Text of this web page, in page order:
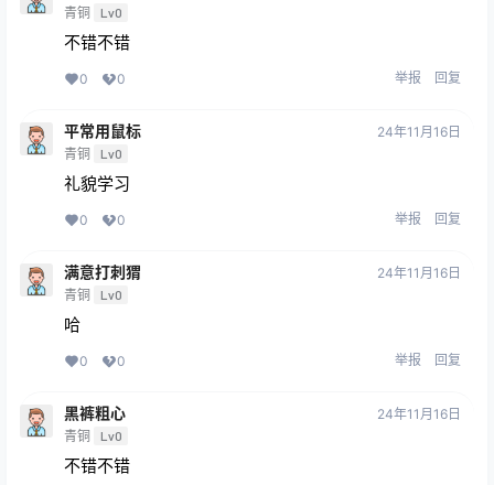
青铜 Lv0
不错不错
0 0 举报 回复
平常用鼠标
青铜 Lv0
24年11月16日
礼貌学习
0 0 举报 回复
满意打刺猬
青铜 Lv0
24年11月16日
哈
0 0 举报 回复
黑裤粗心
青铜 Lv0
24年11月16日
不错不错